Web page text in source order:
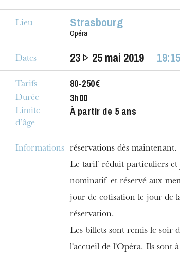
L’OnR avec vous
Strasbourg
Lieu Strasbourg
Opéra
Dates 23 25mai 2019 19:15
Tarifs 80-250€
Durée 3h00
Limite
d’âge
À partir de 5 ans
Informations
réservations dès maintenant.
Le tarif réduit particuliers et
nominatif et réservé aux
jour de cotisation le jour de
réservation.
Les billets sont remis le soir
l'accueil de l'Opéra. Ils sont